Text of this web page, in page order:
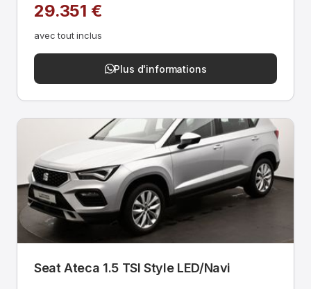
29.351 €
avec tout inclus
Plus d'informations
Seat Ateca 1.5 TSI Style LED/Navi